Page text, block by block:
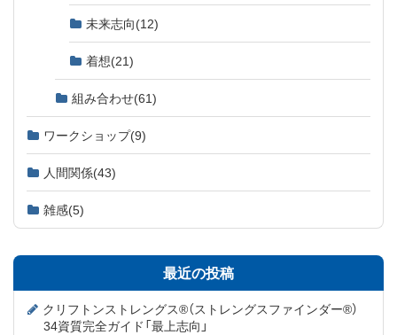
未来志向(12)
着想(21)
組み合わせ(61)
ワークショップ(9)
人間関係(43)
雑感(5)
最近の投稿
クリフトンストレングス®（ストレングスファインダー®）
34資質完全ガイド「最上志向」